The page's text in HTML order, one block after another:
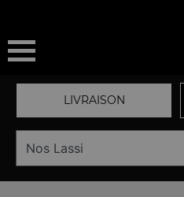
LIVRAISON